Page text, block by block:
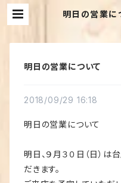
明日の営業に
明日の営業について
2018/09/29 16:18
明日の営業について
明日、９月３０日（日）
だきます。